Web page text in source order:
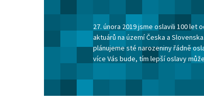
27. února 2019 jsme oslavili 100
aktuárů na území Česka a
plánujeme sté narozeniny řádně
více Vás bude, tím lepší oslavy